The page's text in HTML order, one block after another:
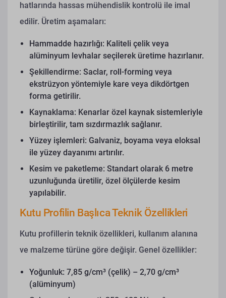
hatlarında hassas mühendislik kontrolü ile imal
edilir. Üretim aşamaları:
Hammadde hazırlığı: Kaliteli çelik veya
alüminyum levhalar seçilerek üretime hazırlanır.
Şekillendirme: Saclar, roll-forming veya
ekstrüzyon yöntemiyle kare veya dikdörtgen
forma getirilir.
Kaynaklama: Kenarlar özel kaynak sistemleriyle
birleştirilir, tam sızdırmazlık sağlanır.
Yüzey işlemleri: Galvaniz, boyama veya eloksal
ile yüzey dayanımı artırılır.
Kesim ve paketleme: Standart olarak 6 metre
uzunluğunda üretilir, özel ölçülerde kesim
yapılabilir.
Kutu Profilin Başlıca Teknik Özellikleri
Kutu profillerin teknik özellikleri, kullanım alanına
ve malzeme türüne göre değişir. Genel özellikler:
Yoğunluk: 7,85 g/cm³ (çelik) – 2,70 g/cm³
(alüminyum)